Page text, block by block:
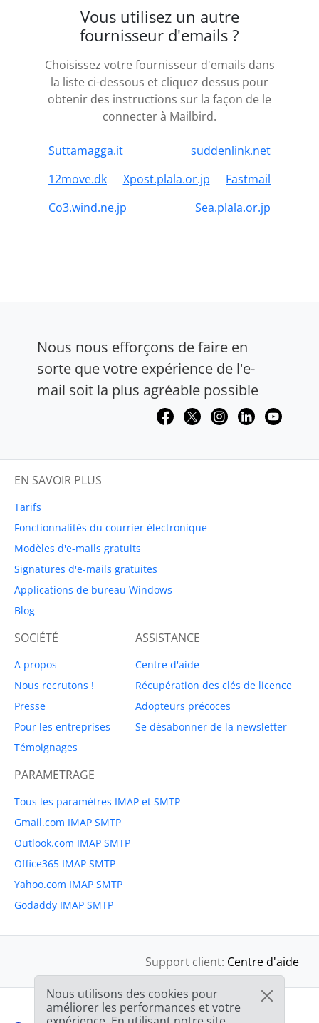
Vous utilisez un autre
fournisseur d'emails ?
Choisissez votre fournisseur d'emails dans
la liste ci-dessous et cliquez dessus pour
obtenir des instructions sur la façon de le
connecter à Mailbird.
Suttamagga.it
suddenlink.net
12move.dk
Xpost.plala.or.jp
Fastmail
Co3.wind.ne.jp
Sea.plala.or.jp
Nous nous efforçons de faire en
sorte que votre expérience de l'e-
mail soit la plus agréable possible
EN SAVOIR PLUS
Tarifs
Fonctionnalités du courrier électronique
Modèles d'e-mails gratuits
Signatures d'e-mails gratuites
Applications de bureau Windows
Blog
SOCIÉTÉ
A propos
Nous recrutons !
Presse
Pour les entreprises
Témoignages
ASSISTANCE
Centre d'aide
Récupération des clés de licence
Adopteurs précoces
Se désabonner de la newsletter
PARAMETRAGE
Tous les paramètres IMAP et SMTP
Gmail.com IMAP SMTP
Outlook.com IMAP SMTP
Office365 IMAP SMTP
Yahoo.com IMAP SMTP
Godaddy IMAP SMTP
Support client: Centre d'aide
Nous utilisons des cookies pour
améliorer les performances et votre